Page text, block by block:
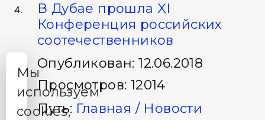
​В Дубае прошла XI
Конференция российских
соотечественников
Опубликован: 12.06.2018
Просмотров: 12014
Путь: Главная / Новости
Мы
используем
cookies,